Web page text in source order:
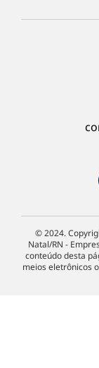
© 2024.
Natal/RN -
conteúdo desta
meios eletrônicos